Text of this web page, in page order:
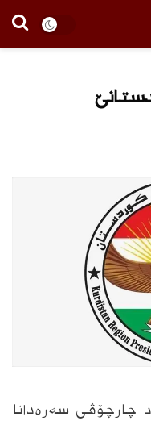
سه‌ره‌دانا